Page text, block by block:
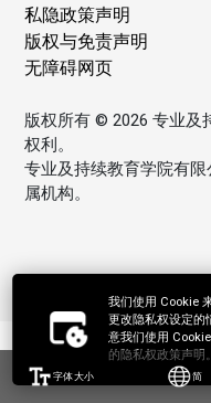
我们使用 Cookie
更改隐私权设定的
意我们使用
的隐私权政策声明。
字体大小 简
私隐政策声明
版权与免责声明
无障碍网页
版权所有 © 2026 专业及
权利。
专业及持续教育学院有
属机构。